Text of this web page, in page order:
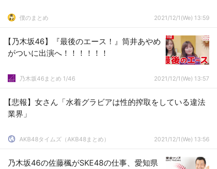
僕のまとめ 2021/12/1(We) 13:59
【乃木坂46】『最後のエース！』筒井あやめ
がついに出演へ！！！！！！
乃木坂46まとめ 1/46 2021/12/1(We) 13:57
【悲報】女さん「水着グラビアは性的搾取をしている違法
業界」
AKB48タイムズ（AKB48まとめ） 2021/12/1(We) 13:56
乃木坂46の佐藤楓がSKE48の仕事、愛知県